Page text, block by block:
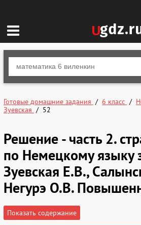
Готовые домашние задания 6 класс
Зуевская
52
Решение - часть 2.
по Немецкому языку
Зуевская Е.В.,
Негурэ О.В.
Показать содержание